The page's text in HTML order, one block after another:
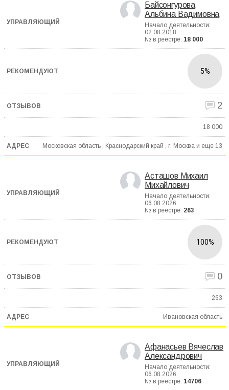
Байсонгурова
Альбина Вадимовна
Начало деятельности:
02.08.2018
№ в реестре: 18 000
5%
2
18 000
Московская область , Краснодарский край , г. Москва и еще 13
Асташов Михаил
Михайлович
Начало деятельности:
06.08.2026
№ в реестре: 263
100%
0
263
Ивановская область
Афанасьев Вячеслав
Александрович
Начало деятельности:
06.08.2026
№ в реестре: 14706